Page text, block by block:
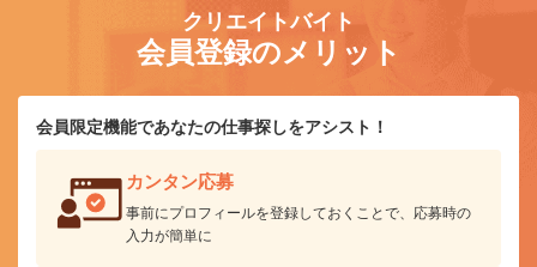
クリエイトバイト
会員登録のメリット
会員限定機能であなたの仕事探しをアシスト！
カンタン応募
事前にプロフィールを登録しておくことで、応募時の
入力が簡単に